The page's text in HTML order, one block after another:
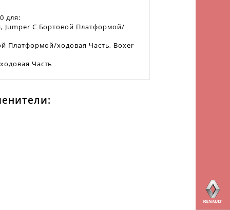
для:
Jumper C Бортовой Платформой/
Платформой/ходовая Часть, Boxer
Часть